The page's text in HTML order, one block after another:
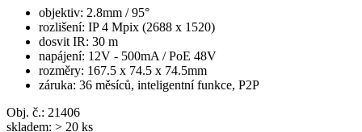
objektiv: 2.8mm / 95°
rozlišení: IP 4 Mpix (2688 x 1520)
dosvit IR: 30 m
napájení: 12V - 500mA / PoE 48V
rozměry: 167.5 x 74.5 x 74.5mm
záruka: 36 měsíců, inteligentní funkce, P2P
Obj. č.: 21406
skladem: > 20 ks